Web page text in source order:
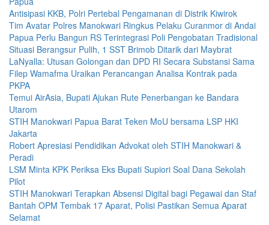
Antisipasi KKB, Polri Pertebal Pengamanan di Distrik Kiwirok
Tim Avatar Polres Manokwari Ringkus Pelaku Curanmor di Andai
Papua Perlu Bangun RS Terintegrasi Poli Pengobatan Tradisional
Situasi Berangsur Pulih, 1 SST Brimob Ditarik dari Maybrat
LaNyalla: Utusan Golongan dan DPD RI Secara Substansi Sama
Filep Wamafma Uraikan Perancangan Analisa Kontrak pada
PKPA
Temui AirAsia, Bupati Ajukan Rute Penerbangan ke Bandara
Utarom
STIH Manokwari Papua Barat Teken MoU bersama LSP HKI
Jakarta
Robert Apresiasi Pendidikan Advokat oleh STIH Manokwari &
Peradi
LSM Minta KPK Periksa Eks Bupati Supiori Soal Dana Sekolah
Pilot
STIH Manokwari Terapkan Absensi Digital bagi Pegawai dan Staf
Bantah OPM Tembak 17 Aparat, Polisi Pastikan Semua Aparat
Selamat